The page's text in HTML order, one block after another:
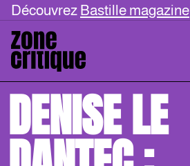
Découvrez Bastille magazine
DENISE LE